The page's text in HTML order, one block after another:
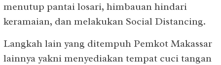
menutup pantai losari, himbauan hindari
keramaian, dan melakukan Social Distancing.
Langkah lain yang ditempuh Pemkot Makassar
lainnya yakni menyediakan tempat cuci tangan